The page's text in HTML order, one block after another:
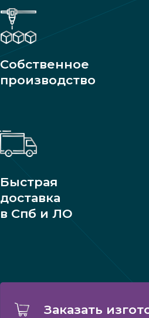
Собственное
производство
Быстрая
доставка
в Спб и ЛО
Заказать